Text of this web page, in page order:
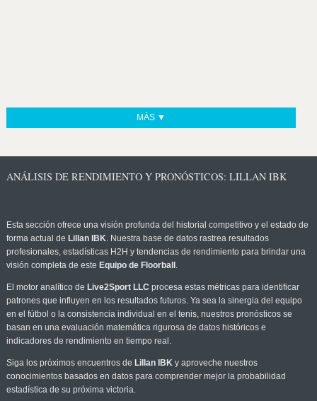
MÁS ▼
ANÁLISIS DE RENDIMIENTO Y PRONÓSTICOS: LILLAN IBK
Esta sección ofrece una visión profunda del historial competitivo y el estado de
forma actual de Lillan IBK. Nuestra base de datos rastrea resultados
profesionales, estadísticas H2H y tendencias de rendimiento para brindar una
visión completa de este Equipo de Floorball .
El motor analítico de Live2Sport LLC procesa estas métricas para identificar
patrones que influyen en los resultados futuros. Ya sea la sinergia del equipo
en el fútbol o la consistencia individual en el tenis, nuestros pronósticos se
basan en una evaluación matemática rigurosa de datos históricos e
indicadores de rendimiento en tiempo real.
Siga los próximos encuentros de Lillan IBKy aproveche nuestros
conocimientos basados en datos para comprender mejor la probabilidad
estadística de su próxima victoria.